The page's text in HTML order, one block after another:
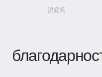
温庭筠